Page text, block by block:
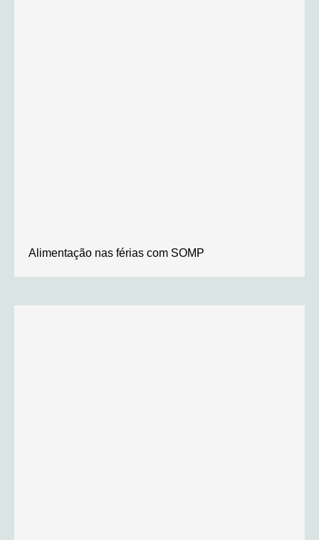
Alimentação nas férias com SOMP